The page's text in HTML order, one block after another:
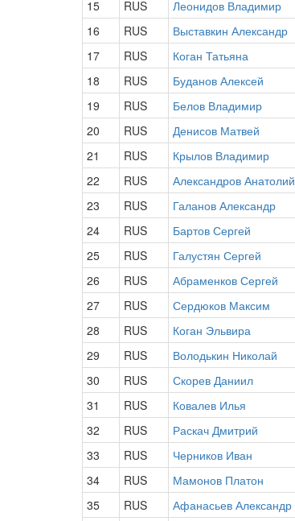
15
RUS Леонидов Владимир
16
RUS Выставкин Александр
17
RUS Коган Татьяна
18
RUS Буданов Алексей
19
RUS Белов Владимир
20
RUS Денисов Матвей
21
RUS Крылов Владимир
22
RUS Александров Анатолий
23
RUS Галанов Александр
24
RUS Бартов Сергей
25
RUS Галустян Сергей
26
RUS Абраменков Сергей
27
RUS Сердюков Максим
28
RUS Коган Эльвира
29
RUS Володькин Николай
30
RUS Скорев Даниил
31
RUS Ковалев Илья
32
RUS Раскач Дмитрий
33
RUS Черников Иван
34
RUS Мамонов Платон
35
RUS Афанасьев Александр